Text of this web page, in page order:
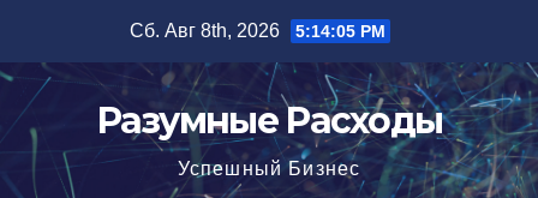
содержимому
Сб. Авг 8th, 2026 5:14:06 PM
Разумные Расходы
Успешный Бизнес